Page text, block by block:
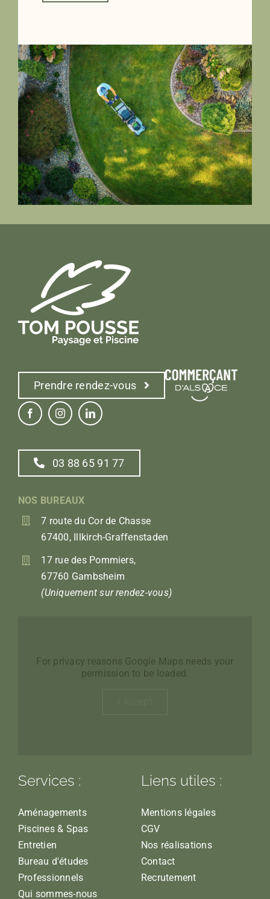
Prendre rendez-vous
03 88 65 91 77
NOS BUREAUX
7 route du Cor de Chasse
67400, Illkirch-Graffenstaden
17 rue des Pommiers,
67760 Gambsheim
(Uniquement sur rendez-vous)
For privacy reasons Google Maps needs your
permission to be loaded.
Services :
Aménagements
Piscines & Spas
Entretien
Bureau d'études
Professionnels
Qui sommes-nous
Liens utiles :
Mentions légales
CGV
Nos réalisations
Contact
Recrutement